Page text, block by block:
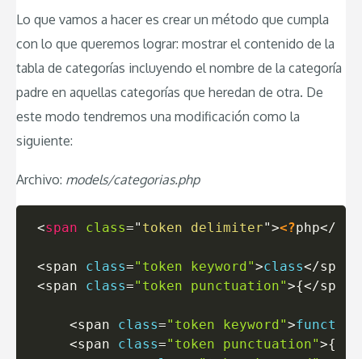
Lo que vamos a hacer es crear un método que cumpla
con lo que queremos lograr: mostrar el contenido de la
tabla de categorías incluyendo el nombre de la categoría
padre en aquellas categorías que heredan de otra. De
este modo tendremos una modificación como la
siguiente:
Archivo: models/categorias.php
<span class=" token delimiter"><?php</
<span class="token keyword">class</span
<span class="token punctuation">{</span
<span class="token keyword">function
<span class="token punctuation">{